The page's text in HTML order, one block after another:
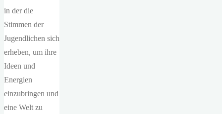
in der die
Stimmen der
Jugendlichen sich
erheben, um ihre
Ideen und
Energien
einzubringen und
eine Welt zu